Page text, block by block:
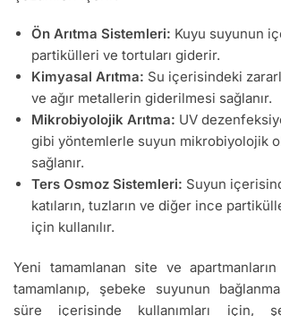
Ön Arıtma Sistemleri: Kuyu suyunun
partikülleri ve tortuları giderir.
Kimyasal Arıtma: Su içerisindeki
ve ağır metallerin giderilmesi sağlanır.
Mikrobiyolojik Arıtma: UV
gibi yöntemlerle suyun mikrobiyolojik
sağlanır.
Ters Osmoz Sistemleri: Suyun
katıların, tuzların ve diğer ince
için kullanılır.
Yeni tamamlanan site ve
tamamlanıp, şebeke suyunun
süre içerisinde kullanımları için,